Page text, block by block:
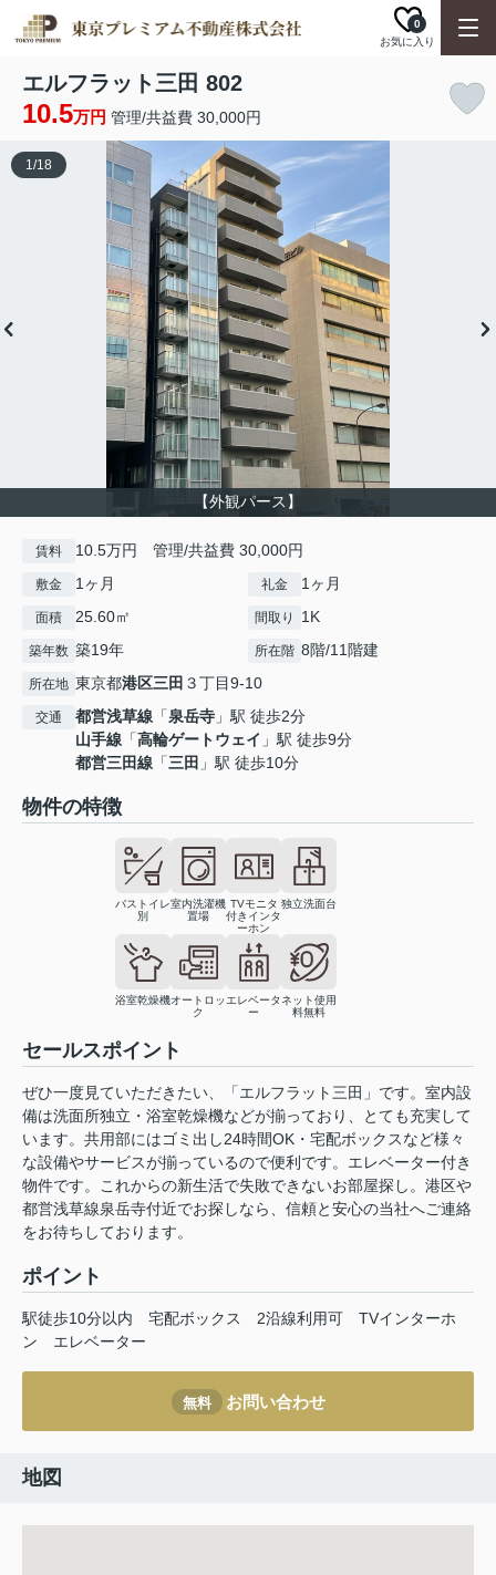
お気に入り
0
エルフラット三田 802
10.5万円 管理/共益費 30,000円
【外観パース】
1/18
賃料 10.5万円 管理/共益費 30,000円
敷金 1ヶ月 礼金 1ヶ月
面積 25.60㎡ 間取り 1K
築年数 築19年 所在階 8階/11階建
所在地 東京都港区三田 ３丁目9-10
交通 都営浅草線 「泉岳寺 」駅 徒歩2分
山手線 「高輪ゲートウェイ 」駅 徒歩9分
都営三田線 「三田 」駅 徒歩10分
物件の特徴
バストイレ
別
室内洗濯機
置場
TVモニタ
付きインタ
ーホン
独立洗面台
浴室乾燥機オートロッ
ク
エレベータ
ー
ネット使用
料無料
セールスポイント
ぜひ一度見ていただきたい、「エルフラット三田」です。室内設
備は洗面所独立・浴室乾燥機などが揃っており、とても充実して
います。共用部にはゴミ出し24時間OK・宅配ボックスなど様々
な設備やサービスが揃っているので便利です。エレベーター付き
物件です。これからの新生活で失敗できないお部屋探し。港区や
都営浅草線泉岳寺付近でお探しなら、信頼と安心の当社へご連絡
をお待ちしております。
ポイント
駅徒歩10分以内 宅配ボックス 2沿線利用可
TVインターホ
ン
エレベーター
無料 お問い合わせ
地図